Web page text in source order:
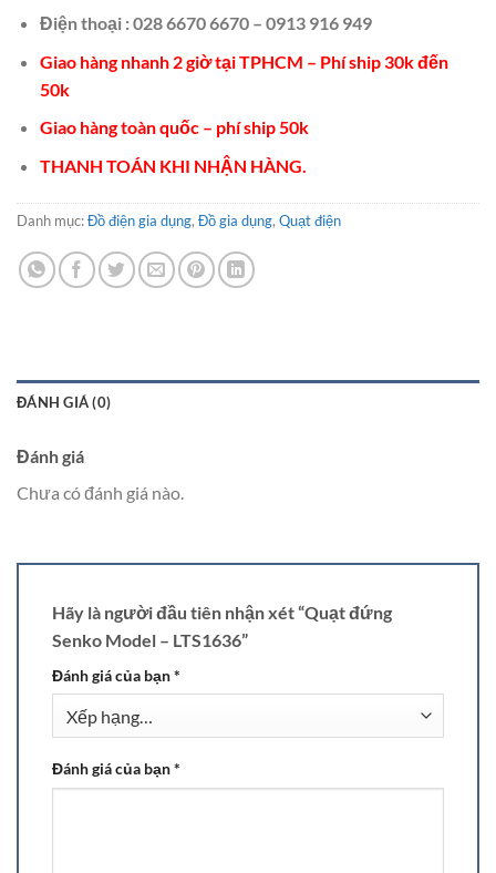
Điện thoại : 028 6670 6670 – 0913 916 949
Giao hàng nhanh 2 giờ tại TPHCM – Phí ship 30k đến
50k
Giao hàng toàn quốc – phí ship 50k
THANH TOÁN KHI NHẬN HÀNG.
Danh mục:Đồ điện gia dụng, Đồ gia dụng, Quạt điện
ĐÁNH GIÁ (0)
Đánh giá
Chưa có đánh giá nào.
Hãy là người đầu tiên nhận xét “Quạt đứng
Senko Model – LTS1636”
Đánh giá của bạn*
Đánh giá của bạn*